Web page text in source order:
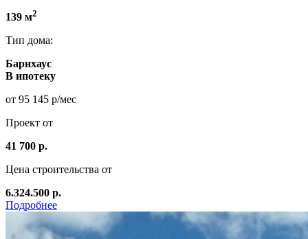
139 м2
Тип дома:
Барнхаус
В ипотеку
от 95 145 р/мес
Проект от
41 700 р.
Цена строительства от
6.324.500 р.
Подробнее